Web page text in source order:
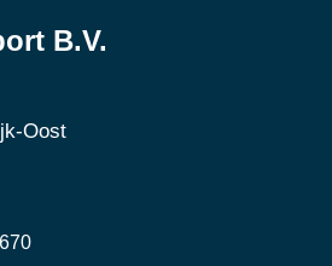
B.V.
Oost